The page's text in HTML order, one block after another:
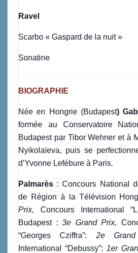
Ravel
Scarbo « Gaspard de la nuit »
Sonatine
BIOGRAPHIE
Née en Hongrie (Budapest)
formée au Conservatoire
Budapest par Tibor Wehner et à
Nyikolaïeva, puis se
d’Yvonne Lefébure à Paris.
Palmarès : Concours National
de Région à la Télévision
Prix, Concours International
Budapest : 3e Grand Prix,
“Georges Cziffra”: 2e
International “Debussy”: 1er